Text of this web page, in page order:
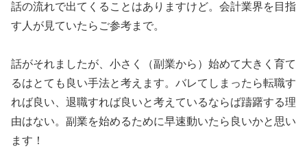
話の流れで出てくることはありますけど。会計業界を目指
す人が見ていたらご参考まで。
話がそれましたが、小さく（副業から）始めて大きく育て
るはとても良い手法と考えます。バレてしまったら転職す
れば良い、退職すれば良いと考えているならば躊躇する理
由はない。副業を始めるために早速動いたら良いかと思い
ます！